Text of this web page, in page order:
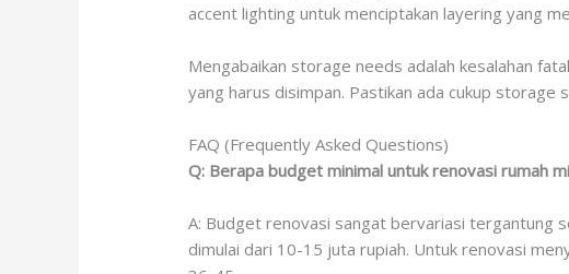
accent lighting untuk menciptakan layering yang
Mengabaikan storage needs adalah kesalahan
yang harus disimpan. Pastikan ada cukup
FAQ (Frequently Asked Questions)
Q: Berapa budget minimal untuk renovasi rumah
A: Budget renovasi sangat bervariasi tergantung
dimulai dari 10-15 juta rupiah. Untuk renovasi